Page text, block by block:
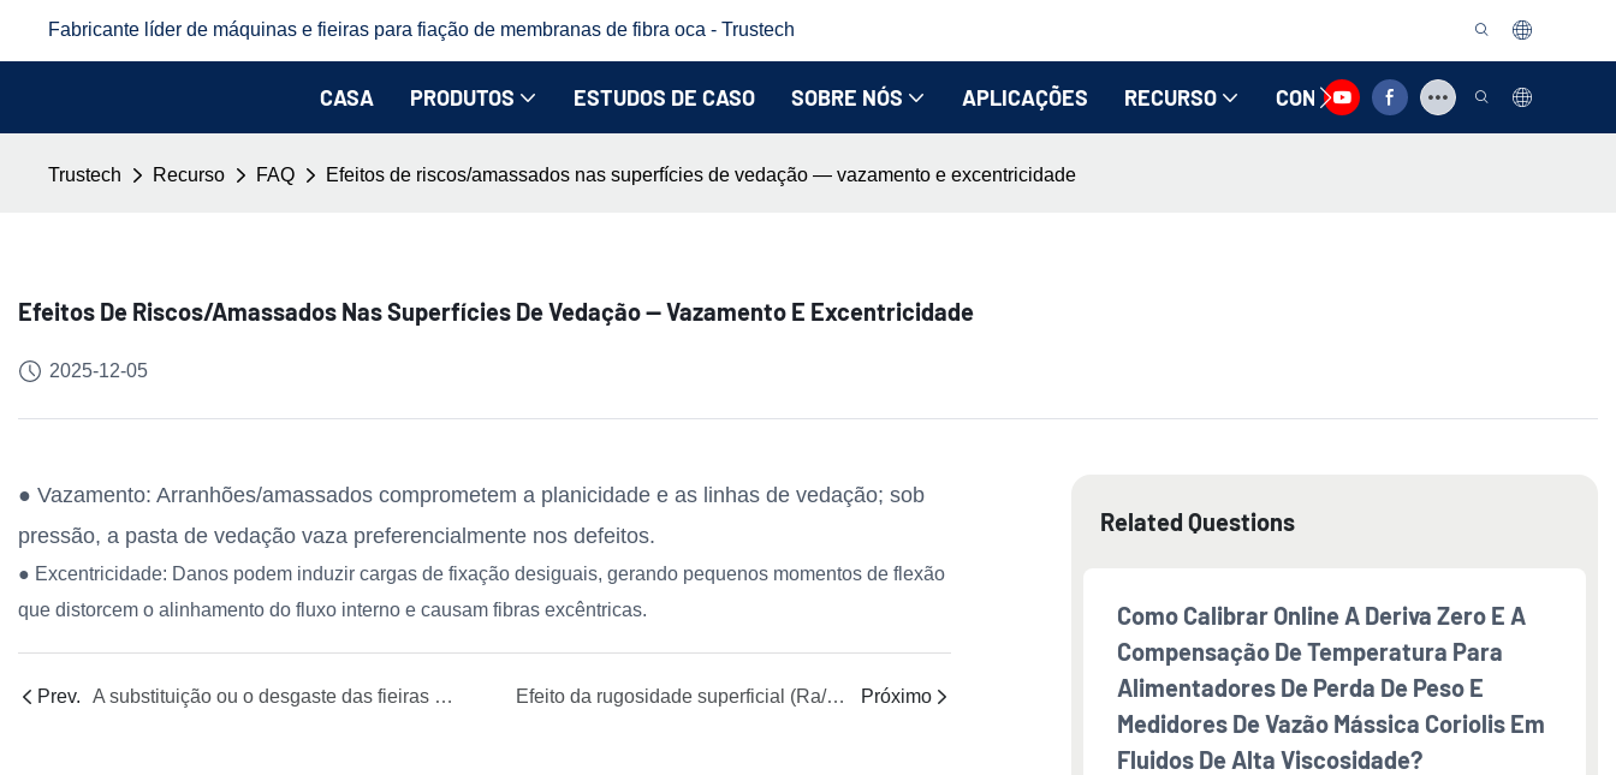
Fabricante líder de máquinas e fieiras para fiação de membranas de fibra oca - Trustech
CASA PRODUTOS ESTUDOS DE CASO SOBRE NÓS APLICAÇÕES RECURSO CONTATE-NOS
Trustech Recurso FAQ Efeitos de riscos/amassados ​​nas superfícies de vedação — vazamento e excentricidade
Efeitos De Riscos/amassados ​​nas Superfícies De Vedação — Vazamento E Excentricidade
2025-12-05
● Vazamento: Arranhões/amassados ​​comprometem a planicidade e as linhas de vedação; sob
pressão, a pasta de vedação vaza preferencialmente nos defeitos.
● Excentricidade: Danos podem induzir cargas de fixação desiguais, gerando pequenos momentos de flexão
que distorcem o alinhamento do fluxo interno e causam fibras excêntricas.
Prev. A substituição ou o desgaste das fieiras de fibra oca afetam a qualidade da membrana e a repetibilidade entre lotes? Efeito da rugosidade superficial (Ra/Rz) na incrustação e retenção de partículas. Próximo
Related Questions
Como Calibrar Online A Deriva Zero E A
Compensação De Temperatura Para
Alimentadores De Perda De Peso E
Medidores De Vazão Mássica Coriolis Em
Fluidos De Alta Viscosidade?